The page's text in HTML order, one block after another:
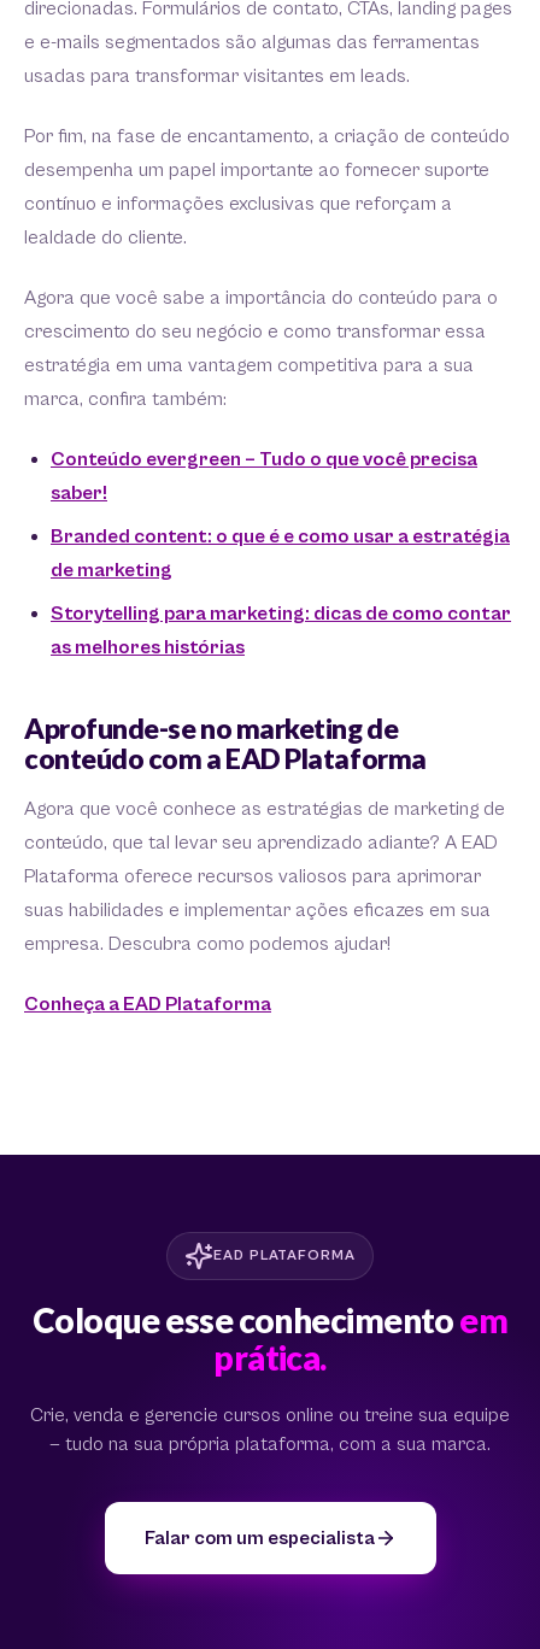
direcionadas. Formulários de contato, CTAs, landing pages
e e-mails segmentados são algumas das ferramentas
usadas para transformar visitantes em leads.
Por fim, na fase de encantamento, a criação de conteúdo
desempenha um papel importante ao fornecer suporte
contínuo e informações exclusivas que reforçam a
lealdade do cliente.
Agora que você sabe a importância do conteúdo para o
crescimento do seu negócio e como transformar essa
estratégia em uma vantagem competitiva para a sua
marca, confira também:
Conteúdo evergreen – Tudo o que você precisa
saber!
Branded content: o que é e como usar a estratégia
de marketing
Storytelling para marketing: dicas de como contar
as melhores histórias
Aprofunde-se no marketing de
conteúdo com a EAD Plataforma
Agora que você conhece as estratégias de marketing de
conteúdo, que tal levar seu aprendizado adiante? A EAD
Plataforma oferece recursos valiosos para aprimorar
suas habilidades e implementar ações eficazes em sua
empresa. Descubra como podemos ajudar!
Conheça a EAD Plataforma
EAD PLATAFORMA
Coloque esse conhecimentoem
prática.
Crie, venda e gerencie cursos online ou treine sua equipe
— tudo na sua própria plataforma, com a sua marca.
Falar com um especialista